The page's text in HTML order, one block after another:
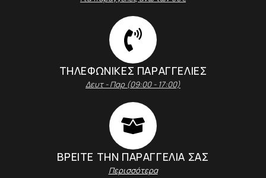
ΤΗΛΕΦΩΝΙΚΕΣ ΠΑΡΑΓΓΕΛΙΕΣ
Δευτ - Παρ (09:00 - 17:00)
ΒΡΕΙΤΕ ΤΗΝ ΠΑΡΑΓΓΕΛΙΑ ΣΑΣ
Περισσότερα